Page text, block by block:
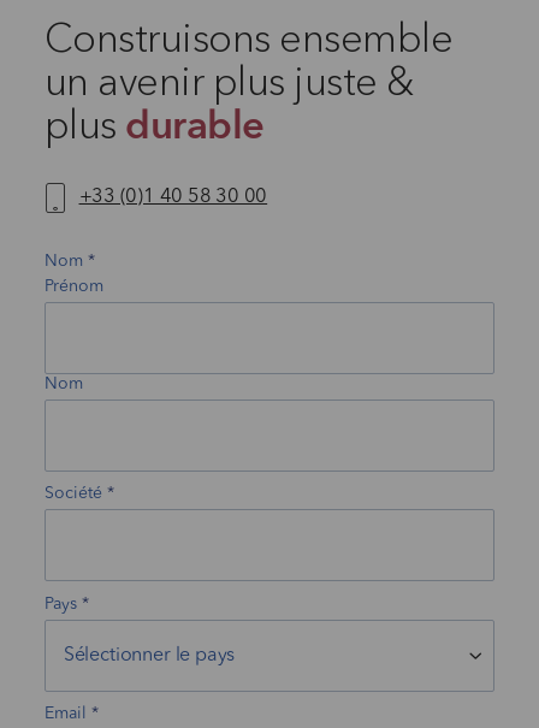
Construisons ensemble
un avenir plus juste &
plus durable
+33 (0)1 40 58 30 00
Nom
Prénom
Nom
Société
Pays
Email